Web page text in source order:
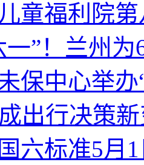
童福利院
一”！兰州
保中心举
出行决策
六标准5月